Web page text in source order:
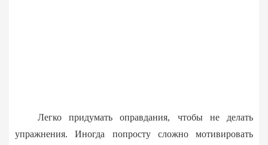
Легко придумать оправдания, чтобы не делать
упражнения. Иногда попросту сложно мотивировать